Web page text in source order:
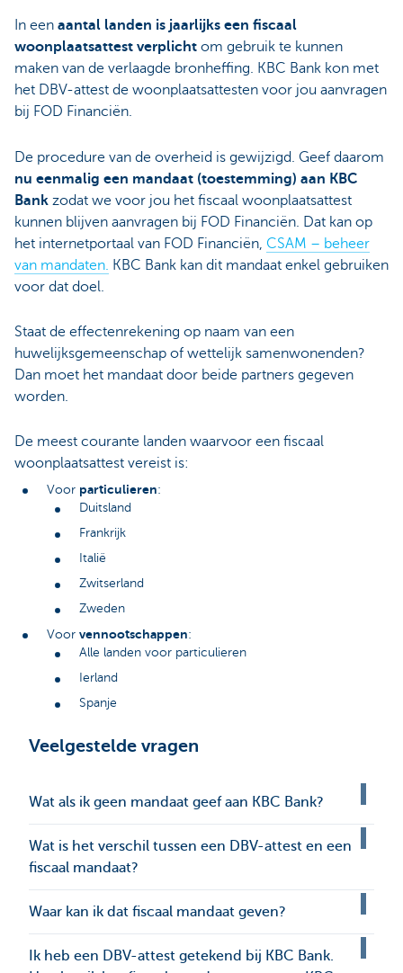
In een aantal landen is jaarlijks een fiscaal
woonplaatsattest verplicht om gebruik te kunnen
maken van de verlaagde bronheffing. KBC Bank kon met
het DBV-attest de woonplaatsattesten voor jou aanvragen
bij FOD Financiën.
De procedure van de overheid is gewijzigd. Geef daarom
nu eenmalig een mandaat (toestemming) aan KBC
Bank zodat we voor jou het fiscaal woonplaatsattest
kunnen blijven aanvragen bij FOD Financiën. Dat kan op
het internetportaal van FOD Financiën, CSAM – beheer
van mandaten. KBC Bank kan dit mandaat enkel gebruiken
voor dat doel.
Staat de effectenrekening op naam van een
huwelijksgemeenschap of wettelijk samenwonenden?
Dan moet het mandaat door beide partners gegeven
worden.
De meest courante landen waarvoor een fiscaal
woonplaatsattest vereist is:
Voor particulieren:
Duitsland
Frankrijk
Italië
Zwitserland
Zweden
Voor vennootschappen:
Alle landen voor particulieren
Ierland
Spanje
Veelgestelde vragen
Wat als ik geen mandaat geef aan KBC Bank?
Wat is het verschil tussen een DBV-attest en een
fiscaal mandaat?
Waar kan ik dat fiscaal mandaat geven?
Ik heb een DBV-attest getekend bij KBC Bank.